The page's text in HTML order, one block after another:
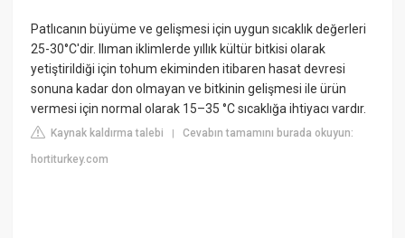
Patlıcanın büyüme ve gelişmesi için uygun sıcaklık değerleri
25-30°C'dir. Ilıman iklimlerde yıllık kültür bitkisi olarak
yetiştirildiği için tohum ekiminden itibaren hasat devresi
sonuna kadar don olmayan ve bitkinin gelişmesi ile ürün
vermesi için normal olarak 15–35 °C sıcaklığa ihtiyacı vardır.
Kaynak kaldırma talebi |Cevabın tamamını burada okuyun:
hortiturkey.com